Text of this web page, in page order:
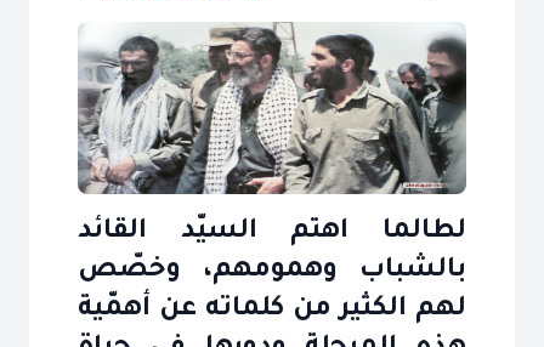
لطالما اهتم السيّد القائد
بالشباب وهمومهم، وخصّص
لهم الكثير من كلماته عن أهمّية